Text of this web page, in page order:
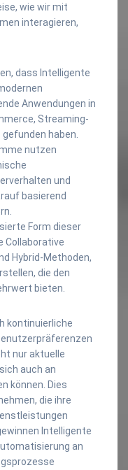
wie wir mit
interagieren,
dass Intelligente
Anwendungen in
Streaming-
haben.
nutzen
und
basierend
Form dieser
Collaborative
Hybrid-Methoden,
die den
bieten.
kontinuierliche
nur aktuelle
auch an
können. Dies
die ihre
Intelligente
an